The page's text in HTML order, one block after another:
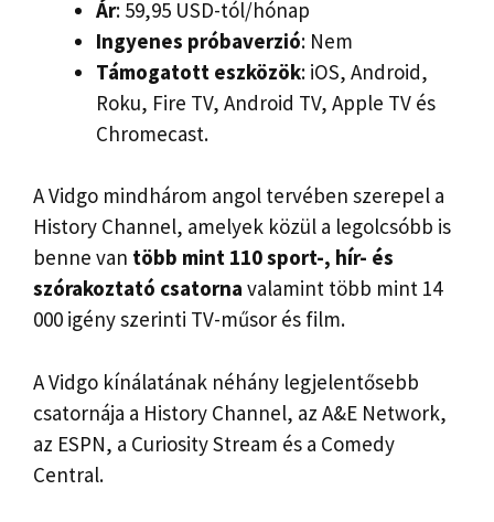
Ár: 59,95 USD-tól/hónap
Ingyenes próbaverzió: Nem
Támogatott eszközök: iOS, Android,
Roku, Fire TV, Android TV, Apple TV és
Chromecast.
A Vidgo mindhárom angol tervében szerepel a
History Channel, amelyek közül a legolcsóbb is
benne van több mint 110 sport-, hír- és
szórakoztató csatorna valamint több mint 14
000 igény szerinti TV-műsor és film.
A Vidgo kínálatának néhány legjelentősebb
csatornája a History Channel, az A&E Network,
az ESPN, a Curiosity Stream és a Comedy
Central.